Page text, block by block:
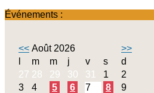
Événements :
<< Août 2026
>>
m m j v s
d
27 28 29 30 31 1
2
3
4 5 6 7 8
9